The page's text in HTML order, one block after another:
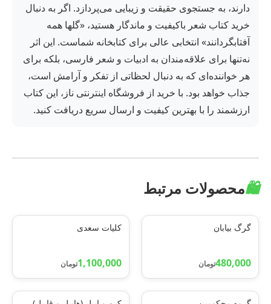
دارند، به جستجوی حقیقت و زیبایی می‌پردازد. اگر به دنبال
خرید کتاب شعر باکیفیت و ماندگار هستید، «گلها همه
آفتابگردانند» انتخابی عالی برای کتابخانه شماست. این اثر
نه‌تنها برای علاقه‌مندان به ادبیات و شعر فارسی، بلکه برای
هر خواننده‌ای که به دنبال لحظاتی از تفکر و آرامش است،
جذاب خواهد بود. با خرید از فروشگاه اینترنتی ناز، این کتاب
ارزشمند را با بهترین کیفیت و ارسال سریع دریافت کنید.
🛍️محصولات مرتبط
گرگ بیابان
480,000تومان
کلیات سعدی
1,100,000تومان